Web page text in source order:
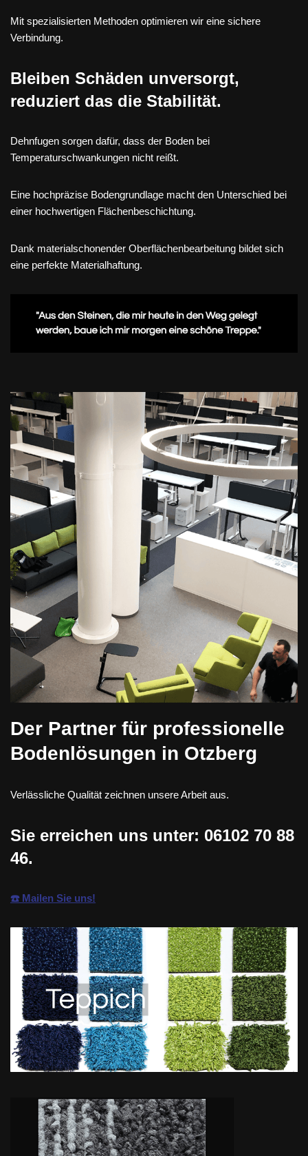
Mit spezialisierten Methoden optimieren wir eine sichere
Verbindung.
Bleiben Schäden unversorgt,
reduziert das die Stabilität.
Dehnfugen sorgen dafür, dass der Boden bei
Temperaturschwankungen nicht reißt.
Eine hochpräzise Bodengrundlage macht den Unterschied bei
einer hochwertigen Flächenbeschichtung.
Dank materialschonender Oberflächenbearbeitung bildet sich
eine perfekte Materialhaftung.
Der Partner für professionelle
Bodenlösungen in Otzberg
Verlässliche Qualität zeichnen unsere Arbeit aus.
Sie erreichen uns unter: 06102 70 88
46.
☎️ Mailen Sie uns!